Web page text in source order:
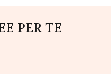
PER TE